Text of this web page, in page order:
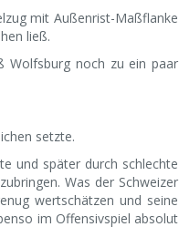
mit Außenrist-Maßflanke
ließ.
Wolfsburg noch zu ein paar
setzte.
und später durch schlechte
Was der Schweizer
wertschätzen und seine
im Offensivspiel absolut